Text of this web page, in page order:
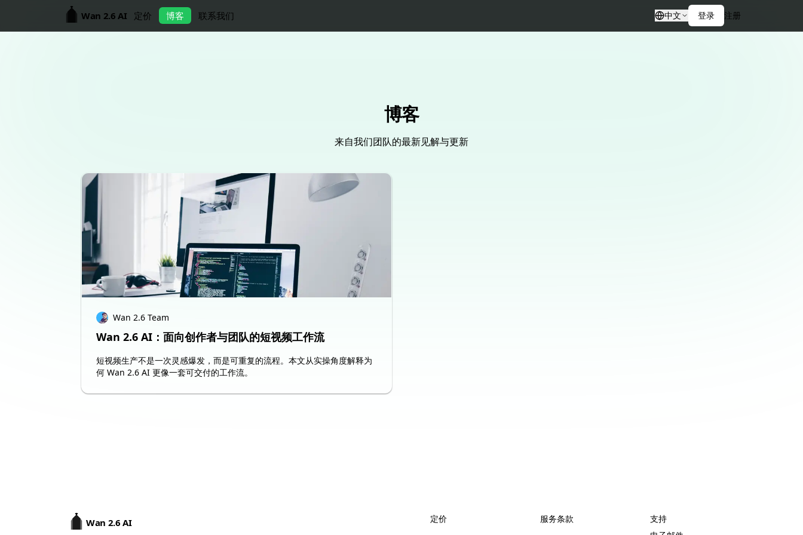
Wan 2.6 AI 定价 博客 联系我们 中文 登录 注册
博客
来自我们团队的最新见解与更新
Wan 2.6 Team
Wan 2.6 AI：面向创作者与团队的短视频工作流
短视频生产不是一次灵感爆发，而是可重复的流程。本文从实操角度解释为
何 Wan 2.6 AI 更像一套可交付的工作流。
Wan 2.6 AI
定价
服务条款
支持